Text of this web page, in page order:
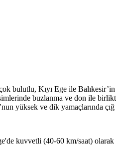
bulutlu, Kıyı Ege ile Balıkesir’in
buzlanma ve don ile
yüksek ve dik yamaçlarında çığ
kuvvetli (40-60 km/saat)